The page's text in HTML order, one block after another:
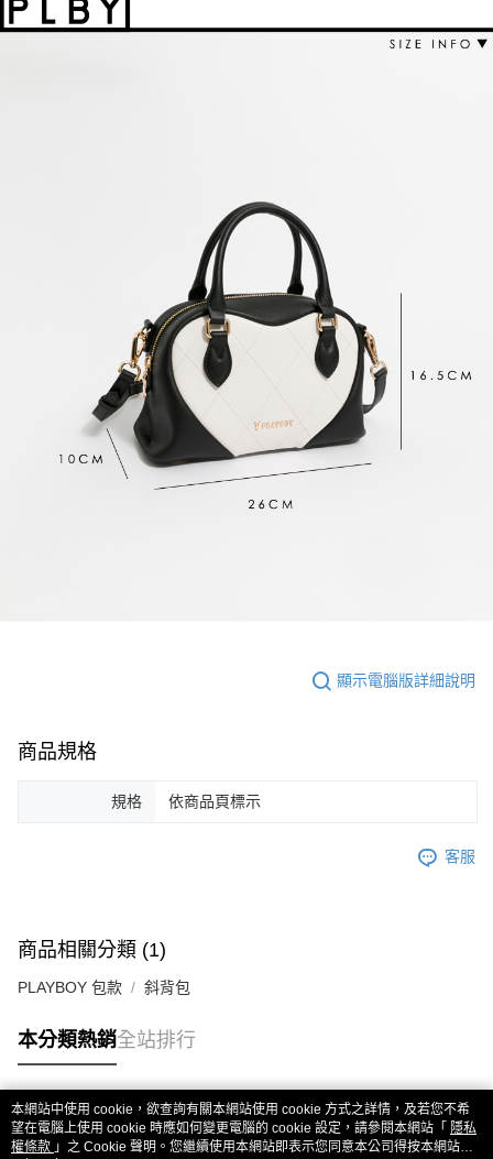
顯示電腦版詳細說明
商品規格
規格 依商品頁標示
客服
商品相關分類 (1)
PLAYBOY 包款 斜背包
本分類熱銷全站排行
熱門標籤
本網站中使用 cookie，欲查詢有關本網站使用 cookie 方式之詳情，及若您不希
望在電腦上使用 cookie 時應如何變更電腦的 cookie 設定，請參閱本網站「 隱私
權條款 」之 Cookie 聲明。您繼續使用本網站即表示您同意本公司得按本網站使